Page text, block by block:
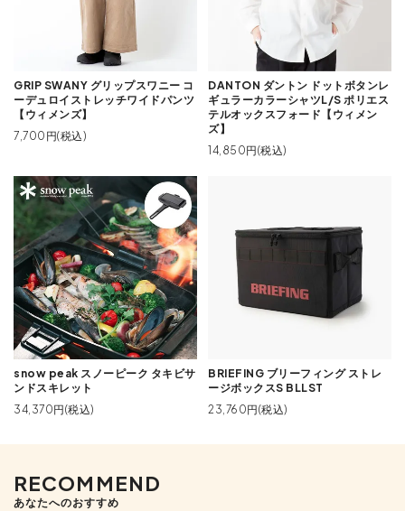
GRIP SWANY グリップスワニー コ
ーデュロイストレッチワイドパンツ
【ウィメンズ】
7,700円(税込)
DANTON ダントン ドットボタンレ
ギュラーカラーシャツL/S ポリエス
テルオックスフォード【ウィメン
ズ】
14,850円(税込)
snow peak スノーピーク タキビサ
ンドスキレット
34,370円(税込)
BRIEFING ブリーフィング ストレ
ージボックスS BLLST
23,760円(税込)
RECOMMEND
あなたへのおすすめ